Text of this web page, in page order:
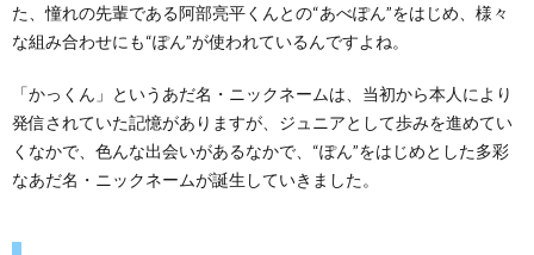
た、憧れの先輩である阿部亮平くんとの“あべぽん”をはじめ、様々
な組み合わせにも“ぽん”が使われているんですよね。
「かっくん」というあだ名・ニックネームは、当初から本人により
発信されていた記憶がありますが、ジュニアとして歩みを進めてい
くなかで、色んな出会いがあるなかで、“ぽん”をはじめとした多彩
なあだ名・ニックネームが誕生していきました。